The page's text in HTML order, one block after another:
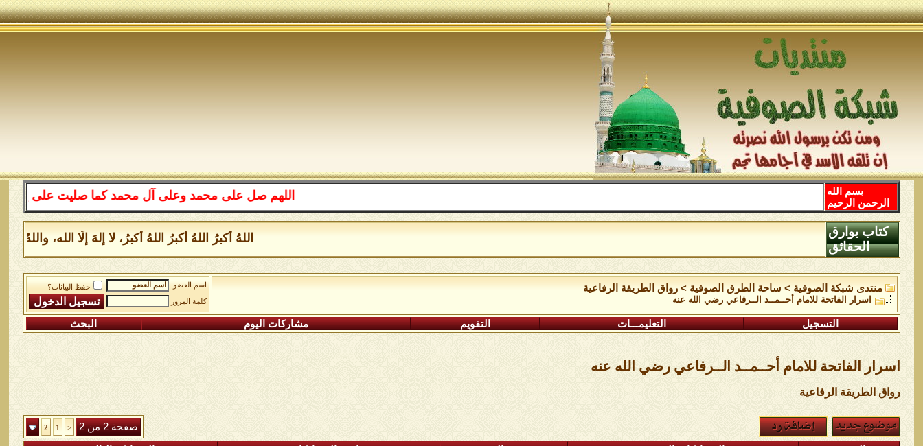
اللهم صل على محمد وعلى آل محمد كما صليت على إبراهيم
بسم الله
الرحمن الرحيم
اللهُ أكبرُ اللهُ أكبرُ اللهُ أكبرُ، لا إلهَ إلَّا الله،
كتاب بوارق
الحقائق
منتدى شبكة الصوفية > ساحة الطرق الصوفية >رواق الطريقة الرفاعية
اسرار الفاتحة للامام أحــمــد الــرفاعي رضي الله عنه
اسم العضو
حفظ البيانات؟
كلمة المرور
التسجيل التعليمـــات التقويم مشاركات اليوم البحث
اسرار الفاتحة للامام أحــمــد الــرفاعي رضي الله عنه
رواق الطريقة الرفاعية
صفحة 2 من 2 <
1
2